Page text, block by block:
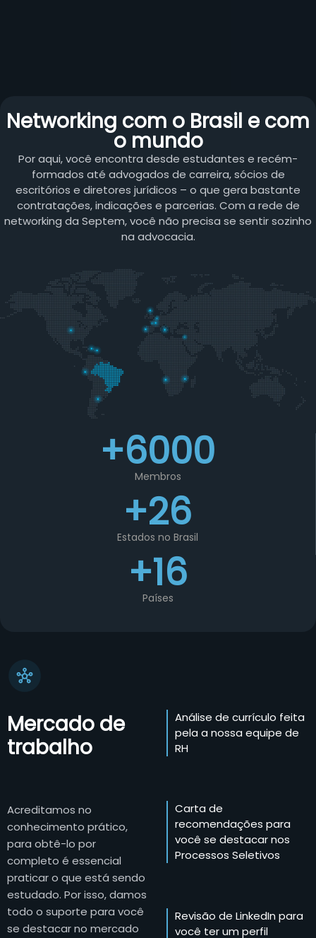
Networking com o Brasil e com
o mundo
Por aqui, você encontra desde estudantes e recém-
formados até advogados de carreira, sócios de
escritórios e diretores jurídicos – o que gera bastante
contratações, indicações e parcerias. Com a rede de
networking da Septem, você não precisa se sentir sozinho
na advocacia.
+6000
Membros
+26
Estados no Brasil
+16
Países
Mercado de
trabalho
Acreditamos no
conhecimento prático,
para obtê-lo por
completo é essencial
praticar o que está sendo
estudado. Por isso, damos
todo o suporte para você
se destacar no mercado
Análise de currículo feita
pela a nossa equipe de
RH
Carta de
recomendações para
você se destacar nos
Processos Seletivos
Revisão de LinkedIn para
você ter um perfil